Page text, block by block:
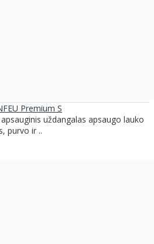
Premium S
uždangalas apsaugo lauko
purvo ir ..